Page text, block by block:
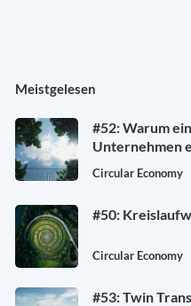
Meistgelesen
#52: Warum
Unternehmen
Circular Economy
#50:
Circular Economy
#53: Twin